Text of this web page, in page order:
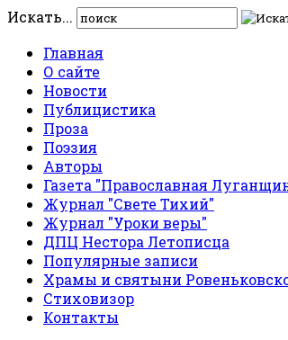
Искать...
Главная
О сайте
Новости
Публицистика
Проза
Поэзия
Авторы
Газета "Православная
Журнал "Свете Тихий"
Журнал "Уроки веры"
ДПЦ Нестора Летописца
Популярные записи
Храмы и святыни
Стиховизор
Контакты